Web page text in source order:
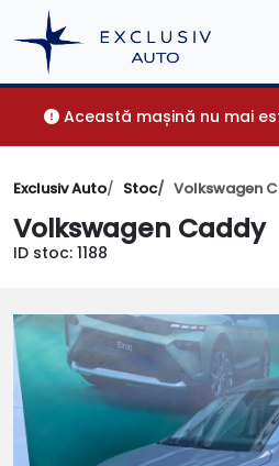
Această mașină nu mai
Exclusiv Auto Stoc Volkswagen
Volkswagen Caddy
ID stoc: 1188